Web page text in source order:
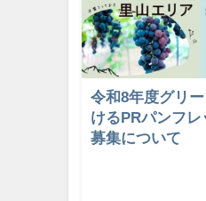
令和8年度グリ
けるPRパンフ
募集について